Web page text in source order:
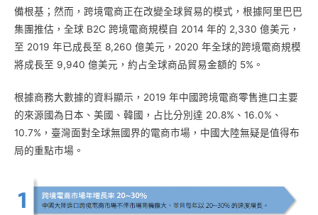
備根基；然而，跨境電商正在改變全球貿易的模式，根據阿里巴巴
集團推估，全球 B2C 跨境電商規模自 2014 年的 2,330 億美元，
至 2019 年已成長至 8,260 億美元，2020 年全球的跨境電商規模
將成長至 9,940 億美元，約占全球商品貿易金額的 5%。
根據商務大數據的資料顯示，2019 年中國跨境電商零售進口主要
的來源國為日本、美國、韓國，占比分別達 20.8%、16.0%、
10.7%，臺灣面對全球無國界的電商市場，中國大陸無疑是值得布
局的重點市場。